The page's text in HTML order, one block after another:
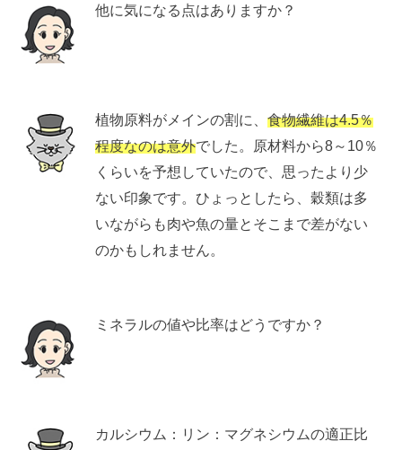
他に気になる点はありますか？
植物原料がメインの割に、食物繊維は4.5％
程度なのは意外でした。原材料から8～10％
くらいを予想していたので、思ったより少
ない印象です。ひょっとしたら、穀類は多
いながらも肉や魚の量とそこまで差がない
のかもしれません。
ミネラルの値や比率はどうですか？
カルシウム：リン：マグネシウムの適正比